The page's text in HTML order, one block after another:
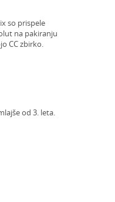
so prispele
na pakiranju
CC zbirko.
od 3. leta.